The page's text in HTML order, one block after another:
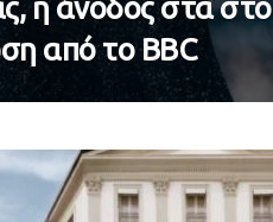
η άνοδος στα
από το BBC